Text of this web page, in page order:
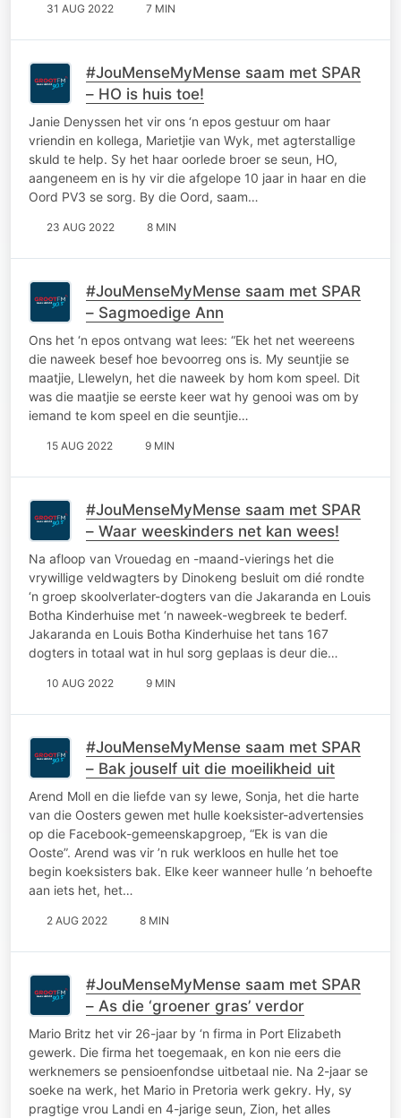
31 AUG 2022 7 MIN
#JouMenseMyMense saam met SPAR
– HO is huis toe!
Janie Denyssen het vir ons ‘n epos gestuur om haar
vriendin en kollega, Marietjie van Wyk, met agterstallige
skuld te help. Sy het haar oorlede broer se seun, HO,
aangeneem en is hy vir die afgelope 10 jaar in haar en die
Oord PV3 se sorg. By die Oord, saam…
23 AUG 2022 8 MIN
#JouMenseMyMense saam met SPAR
– Sagmoedige Ann
Ons het ‘n epos ontvang wat lees: “Ek het net weereens
die naweek besef hoe bevoorreg ons is. My seuntjie se
maatjie, Llewelyn, het die naweek by hom kom speel. Dit
was die maatjie se eerste keer wat hy genooi was om by
iemand te kom speel en die seuntjie…
15 AUG 2022 9 MIN
#JouMenseMyMense saam met SPAR
– Waar weeskinders net kan wees!
Na afloop van Vrouedag en -maand-vierings het die
vrywillige veldwagters by Dinokeng besluit om dié rondte
‘n groep skoolverlater-dogters van die Jakaranda en Louis
Botha Kinderhuise met ‘n naweek-wegbreek te bederf.
Jakaranda en Louis Botha Kinderhuise het tans 167
dogters in totaal wat in hul sorg geplaas is deur die…
10 AUG 2022 9 MIN
#JouMenseMyMense saam met SPAR
– Bak jouself uit die moeilikheid uit
Arend Moll en die liefde van sy lewe, Sonja, het die harte
van die Oosters gewen met hulle koeksister-advertensies
op die Facebook-gemeenskapgroep, “Ek is van die
Ooste”. Arend was vir ’n ruk werkloos en hulle het toe
begin koeksisters bak. Elke keer wanneer hulle ’n behoefte
aan iets het, het…
2 AUG 2022 8 MIN
#JouMenseMyMense saam met SPAR
– As die ‘groener gras’ verdor
Mario Britz het vir 26-jaar by ‘n firma in Port Elizabeth
gewerk. Die firma het toegemaak, en kon nie eers die
werknemers se pensioenfondse uitbetaal nie. Na 2-jaar se
soeke na werk, het Mario in Pretoria werk gekry. Hy, sy
pragtige vrou Landi en 4-jarige seun, Zion, het alles